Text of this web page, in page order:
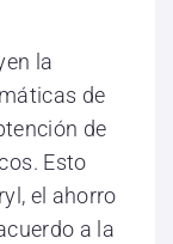
la
de
de
Esto
el ahorro
a la